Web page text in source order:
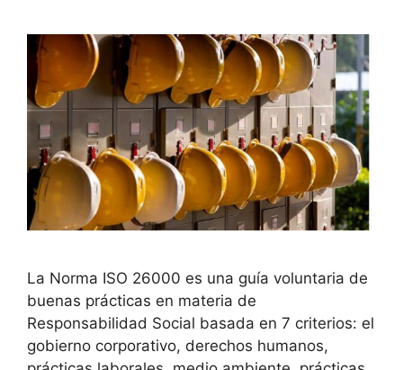
La Norma ISO 26000 es una guía voluntaria de
buenas prácticas en materia de
Responsabilidad Social basada en 7 criterios: el
gobierno corporativo, derechos humanos,